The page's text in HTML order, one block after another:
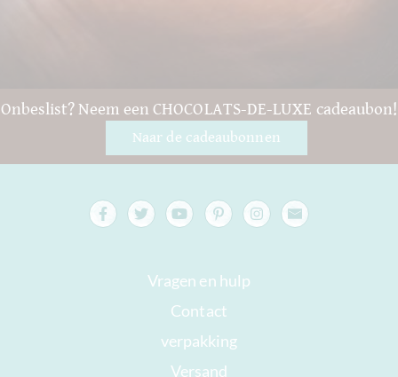
Onbeslist? Neem een CHOCOLATS-DE-LUXE cadeaubon!
Naar de cadeaubonnen
Vragen en hulp
Contact
verpakking
Versand